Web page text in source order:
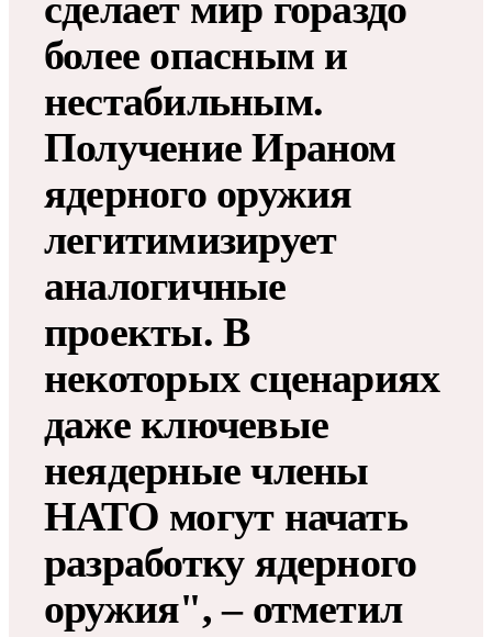
более опасным и
нестабильным.
Получение Ираном
ядерного оружия
легитимизирует
аналогичные
проекты. В
некоторых сценариях
даже ключевые
неядерные члены
НАТО могут начать
разработку ядерного
оружия", – отметил